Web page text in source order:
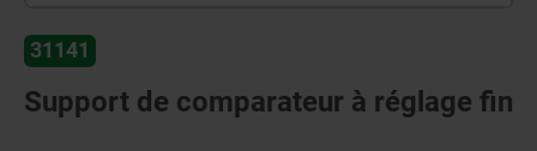
31141
Support de comparateur à réglage fin